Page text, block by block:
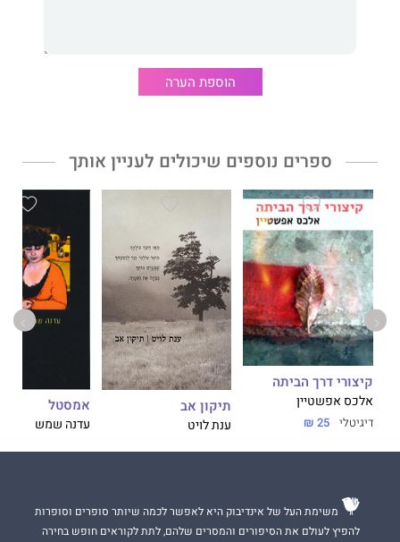
הוספת הערה
ספרים נוספים שיכולים לעניין אותך
קיצורי דרך הביתה
אלכס אפשטיין
דיגיטלי 25 ₪
תיקון אב
ענת לויט
אמסטל
עדנה שמש
משימת העל של אינדיבוק היא לאפשר לכמה שיותר סופרים וסופרות
להפיץ לעולם את הסיפורים והמסרים שלהם, לתת לקוראים חופש בחירה